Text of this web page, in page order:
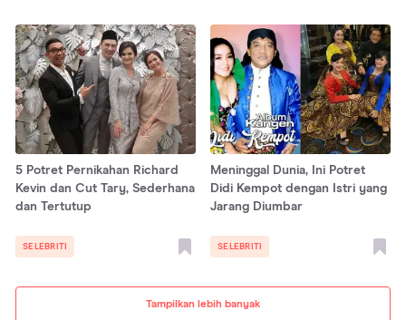
Tampilkan lebih banyak
5 Potret Pernikahan Richard
Kevin dan Cut Tary, Sederhana
dan Tertutup
SELEBRITI
Meninggal Dunia, Ini Potret
Didi Kempot dengan Istri yang
Jarang Diumbar
SELEBRITI